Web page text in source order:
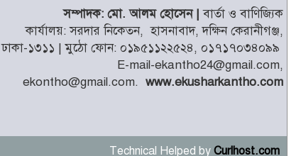
সম্পাদক: মো. আলম হোসেন |বার্তা ও বাণিজ্যিক
কার্যালয়: সরদার নিকেতন, হাসনাবাদ, দক্ষিন কেরানীগঞ্জ,
ঢাকা-১৩১১ | মুঠো ফোন: ০১৯৫১১২২৫২৪, ০১৭১৭০৩৪০৯৯
E-mail-ekantho24@gmail.com,
ekontho@gmail.com. www.ekusharkantho.com
Technical Helped by Curlhost.com